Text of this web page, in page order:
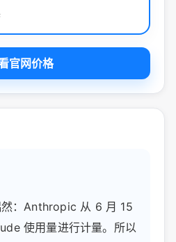
官网价格
：Anthropic 从 6 月 15
使用量进行计量。所以